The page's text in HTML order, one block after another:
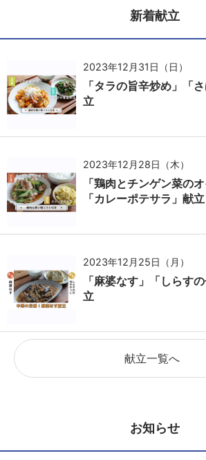
新着献立
2023年12月31日（日）
「タラの旨辛炒め」「
立
2023年12月28日（木）
「鶏肉とチンゲン菜の
「カレーポテサラ」献立
2023年12月25日（月）
「麻婆なす」「しらす
立
献立一覧へ
お知らせ